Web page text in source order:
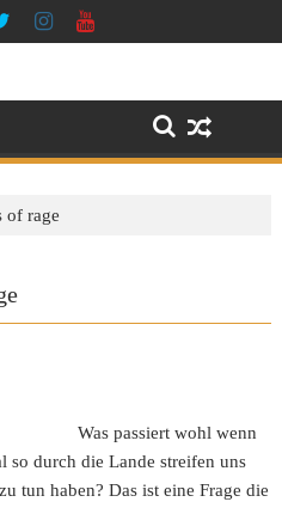
of rage
Was passiert wohl wenn
so durch die Lande streifen uns
tun haben? Das ist eine Frage die